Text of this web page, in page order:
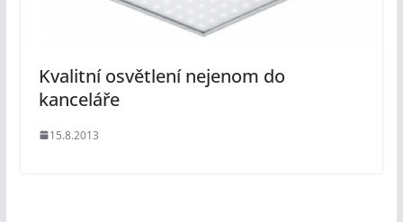
Kvalitní osvětlení nejenom do
kanceláře
15.8.2013